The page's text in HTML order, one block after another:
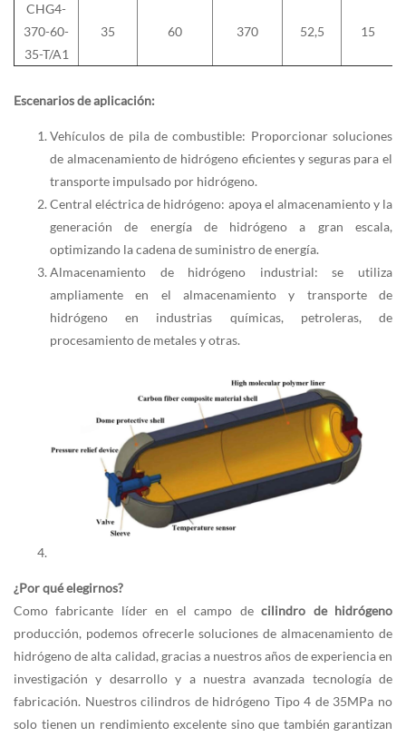
CHG4-
370-60-
35-T/A1
35 60 370 52,5 15
Escenarios de aplicación:
Vehículos de pila de combustible: Proporcionar soluciones
de almacenamiento de hidrógeno eficientes y seguras para el
transporte impulsado por hidrógeno.
Central eléctrica de hidrógeno: apoya el almacenamiento y la
generación de energía de hidrógeno a gran escala,
optimizando la cadena de suministro de energía.
Almacenamiento de hidrógeno industrial: se utiliza
ampliamente en el almacenamiento y transporte de
hidrógeno en industrias químicas, petroleras, de
procesamiento de metales y otras.
¿Por qué elegirnos?
Como fabricante líder en el campo decilindro de hidrógeno
producción, podemos ofrecerle soluciones de almacenamiento de
hidrógeno de alta calidad, gracias a nuestros años de experiencia en
investigación y desarrollo y a nuestra avanzada tecnología de
fabricación. Nuestros cilindros de hidrógeno Tipo 4 de 35MPa no
solo tienen un rendimiento excelente sino que también garantizan